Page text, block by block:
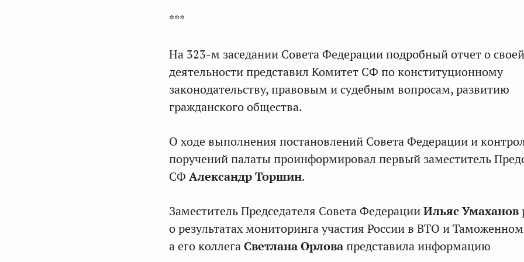
***
На 323-м заседании Совета Федерации подробный отчет о своей
деятельности представил Комитет СФ по конституционному
законодательству, правовым и судебным вопросам, развитию
гражданского общества.
О ходе выполнения постановлений Совета Федерации и
поручений палаты проинформировал первый заместитель
СФ Александр Торшин.
Заместитель Председателя Совета ФедерацииИльяс Умаханов
о результатах мониторинга участия России в ВТО и
а его коллегаСветлана Орловапредставила информацию